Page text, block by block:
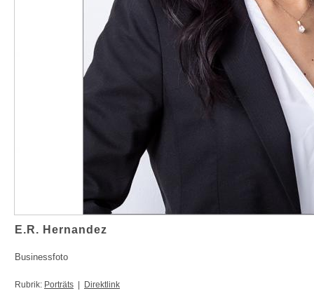
E.R. Hernandez
Businessfoto
Rubrik: Porträts Direktlink